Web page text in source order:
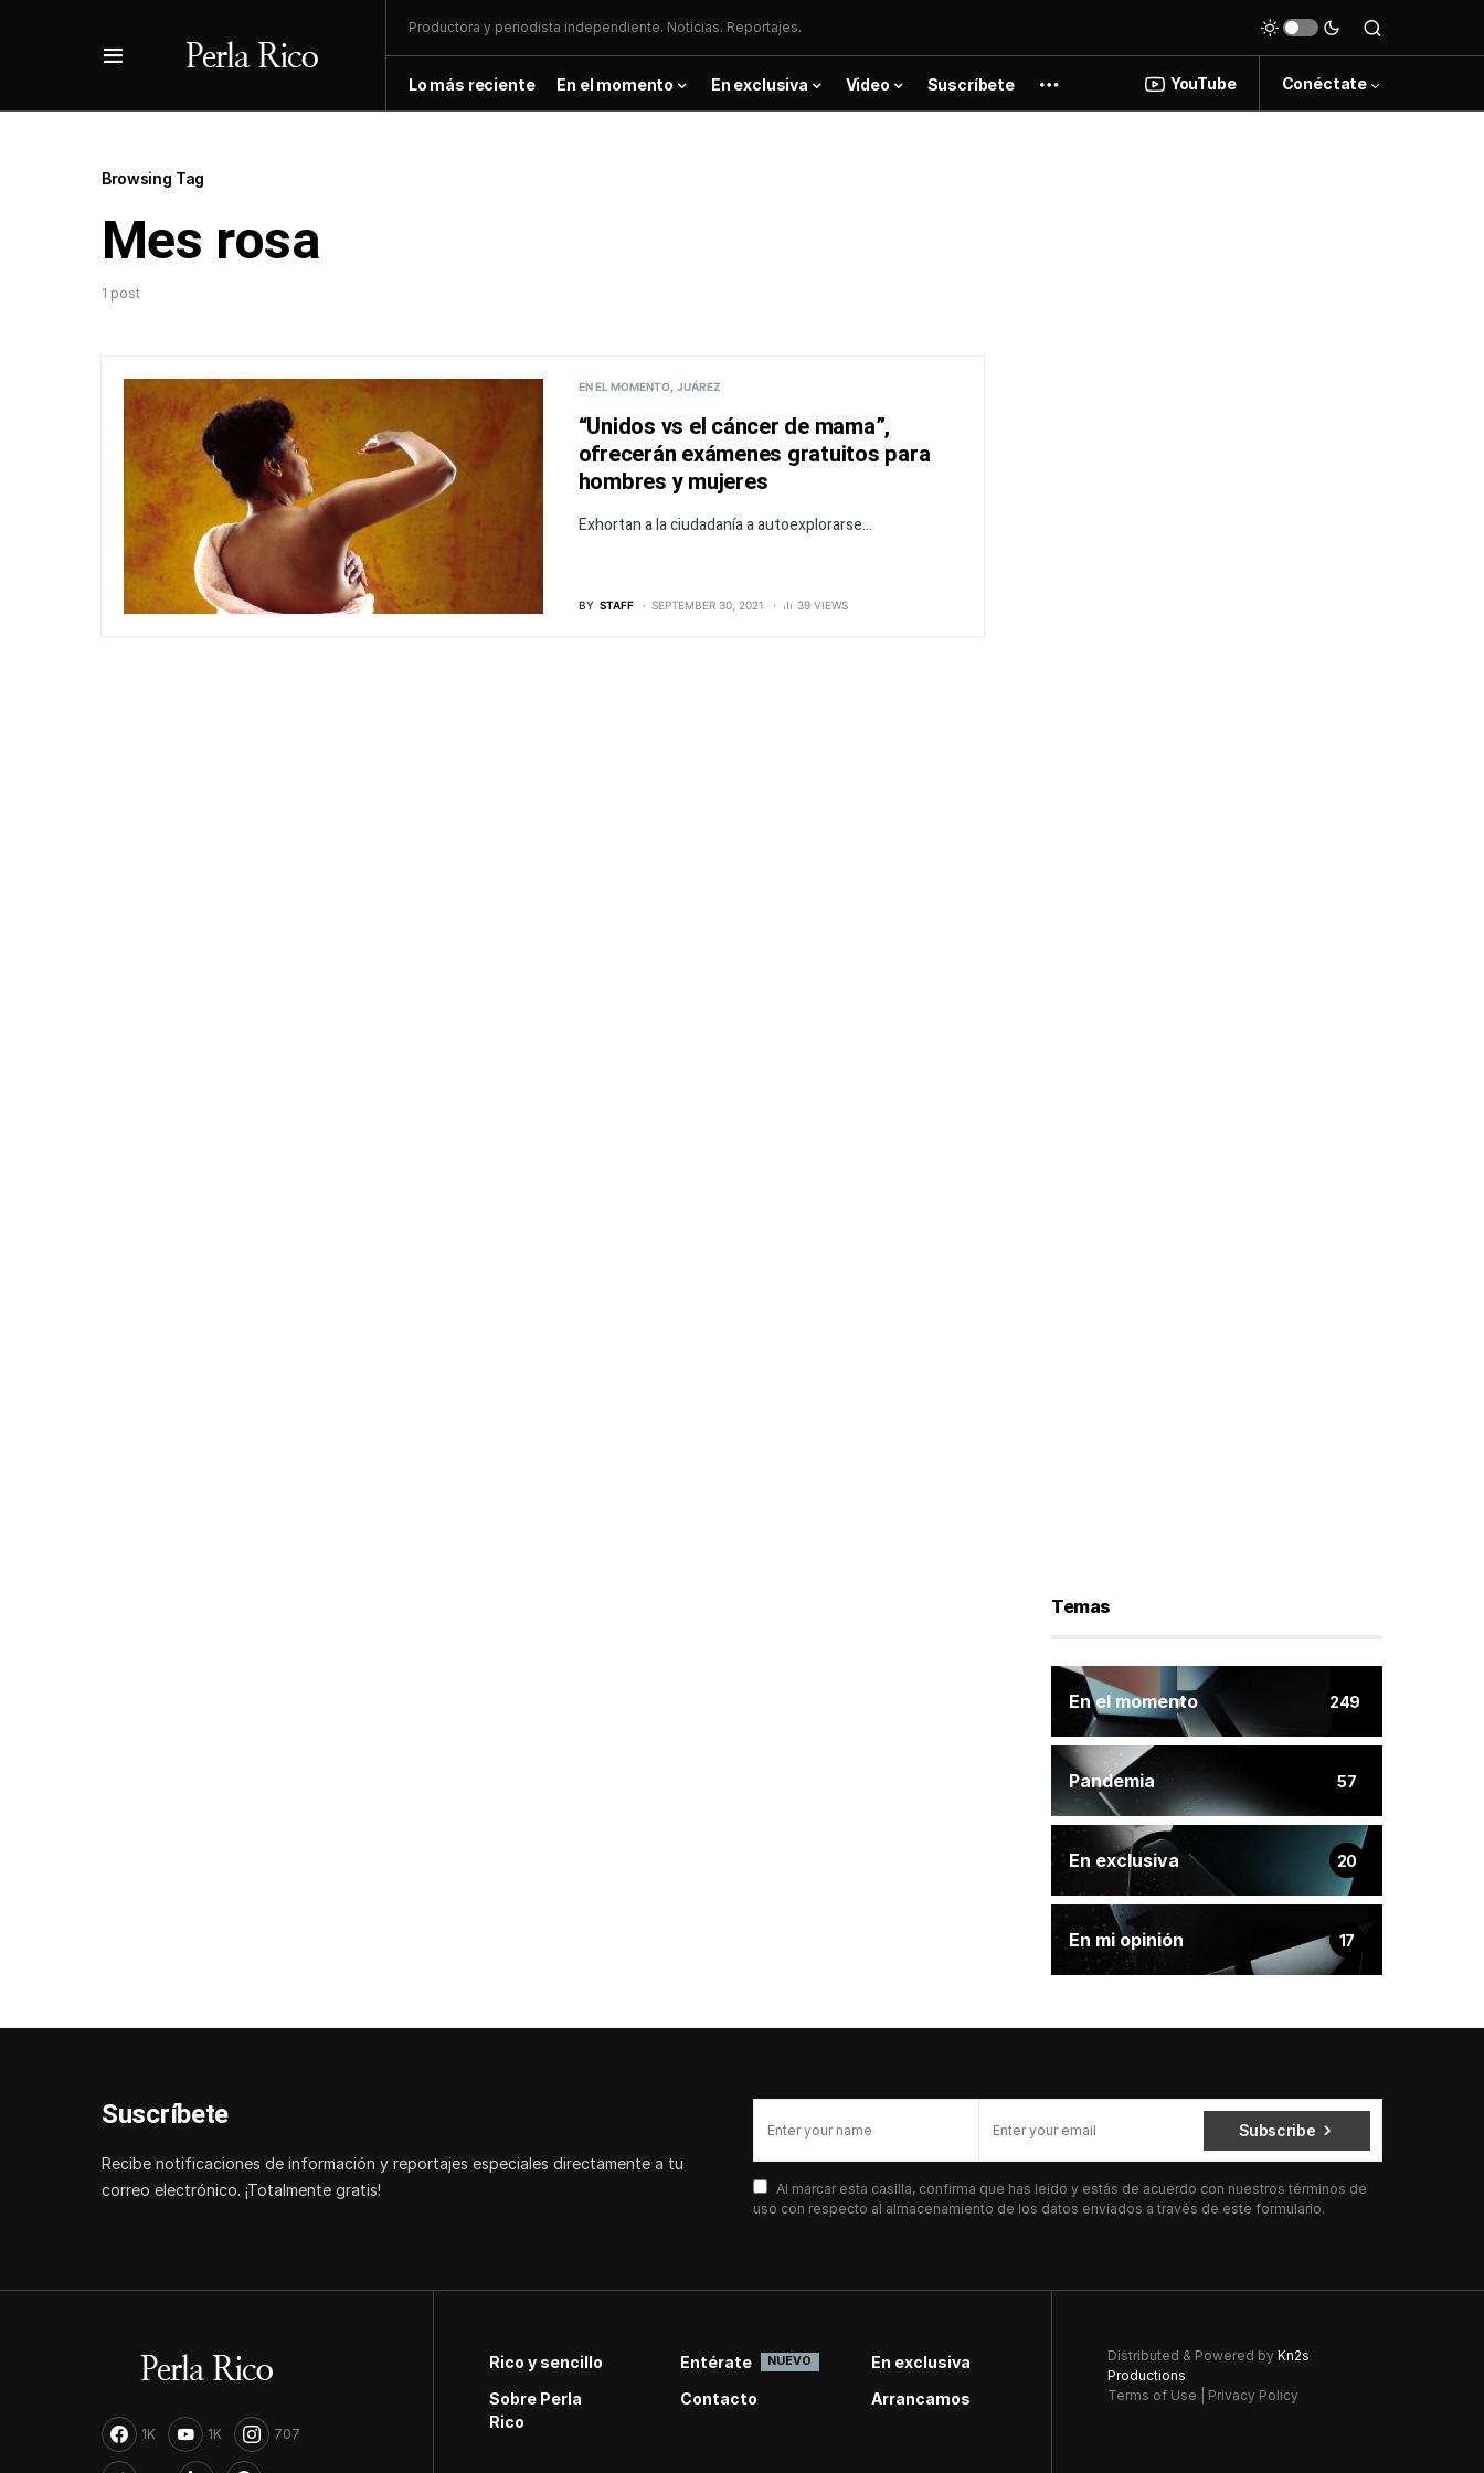
Productora y periodista independiente. Noticias. Reportajes.
Lo más reciente En el momento En exclusiva Video Suscríbete YouTube Conéctate
Browsing Tag
Mes rosa
1 post
EN EL MOMENTO JUÁREZ
“Unidos vs el cáncer de mama”,
ofrecerán exámenes gratuitos para
hombres y mujeres
Exhortan a la ciudadanía a autoexplorarse...
BY STAFF SEPTEMBER 30, 2021 39 VIEWS
Temas
En el momento 249
Pandemia 57
En exclusiva 20
En mi opinión 17
Suscríbete
Recibe notificaciones de información y reportajes especiales directamente a tu
correo electrónico. ¡Totalmente gratis!
Subscribe
Al marcar esta casilla, confirma que has leído y estás de acuerdo con nuestros términos de
uso con respecto al almacenamiento de los datos enviados a través de este formulario.
1K 1K 707
Rico y sencillo Entérate NUEVO
En exclusiva
Sobre Perla
Rico
Contacto Arrancamos
Distributed & Powered by Kn2s
Productions
Terms of Use
Privacy Policy